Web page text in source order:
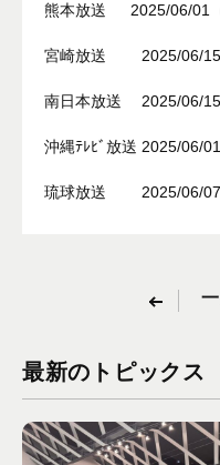
熊本放送 2025/06/01
宮崎放送 2025/06/15
南日本放送 2025/06/
沖縄ﾃﾚﾋﾞ放送 2025/06/
琉球放送 2025/06/07
最新のトピックス